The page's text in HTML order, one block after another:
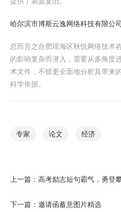
哈尔滨市博斯云逸网络科技有限公司
总而言之合肥瑶海区秋悦网络技术
的影响复杂而潜入，需要从多角度
术文件，不错更全面地分析其带来
科学依据。
专家 论文 经济
上一篇： 高考励志短句霸气，勇登
下一篇： 邀请函蓄意图片精选